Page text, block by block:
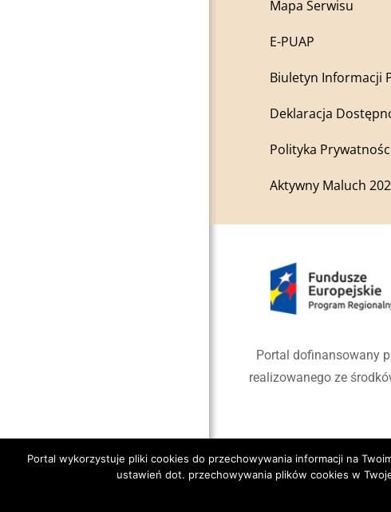
Mapa Serwisu
E-PUAP
Biuletyn Informacji
Deklaracja
Polityka
Aktywny Maluch
Portal dofinansowany
realizowanego ze
Copyright 2020 Gmina Janowiec
Portal wykorzystuje pliki cookies do przechowywania informacji na
ustawień dot. przechowywania plików cookies w